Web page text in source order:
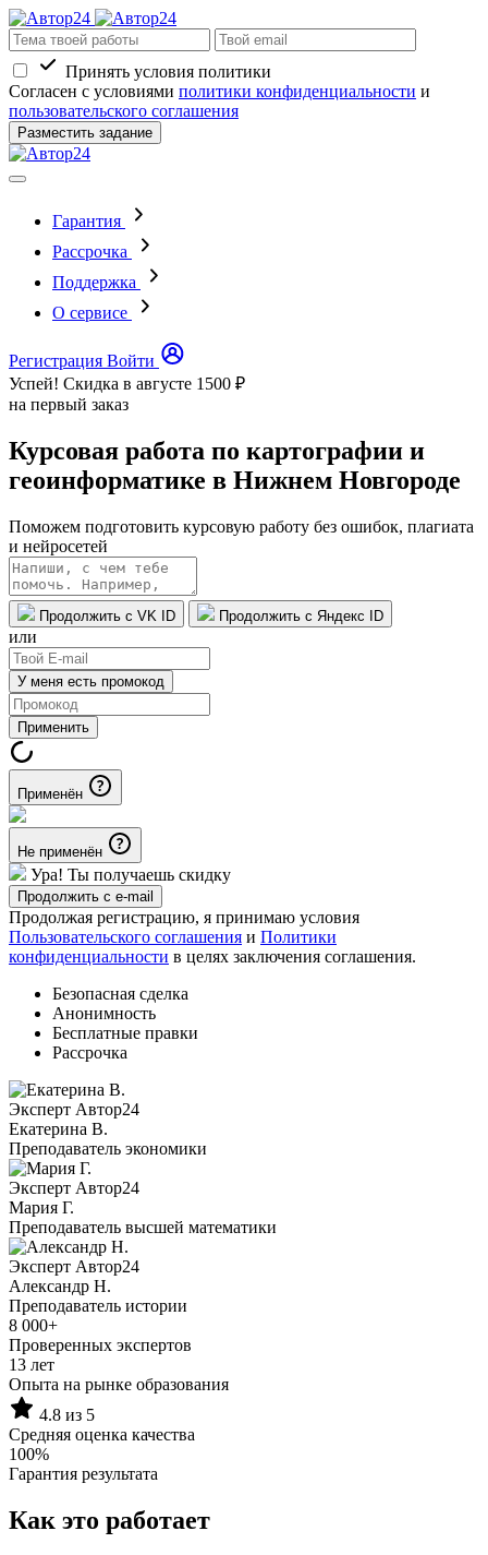
Принять условия политики
Согласен с условиями политики конфиденциальности и
пользовательского соглашения
Разместить задание
Гарантия
Рассрочка
Поддержка
О сервисе
Регистрация Войти
Успей! Скидка в августе 1500 ₽
на первый заказ
Курсовая работа по картографии и
геоинформатике в Нижнем Новгороде
Поможем подготовить курсовую работу без ошибок, плагиата
и нейросетей
Продолжить с VK ID Продолжить с Яндекс ID
или
У меня есть промокод
Применить
Применён
Не применён
Ура! Ты получаешь скидку
Продолжить с e-mail
Продолжая регистрацию, я принимаю условия
Пользовательского соглашения и Политики
конфиденциальности в целях заключения соглашения.
Безопасная сделка
Анонимность
Бесплатные правки
Рассрочка
Эксперт Автор24
Екатерина B.
Преподаватель экономики
Эксперт Автор24
Мария Г.
Преподаватель высшей математики
Эксперт Автор24
Александр Н.
Преподаватель истории
8 000+
Проверенных экспертов
13 лет
Опыта на рынке образования
4.8 из 5
Средняя оценка качества
100%
Гарантия результата
Как это работает